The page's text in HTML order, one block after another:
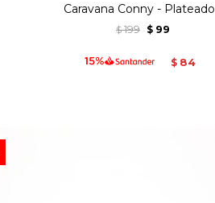
Caravana Conny - Plateado
$ 199 $ 99
$ 84